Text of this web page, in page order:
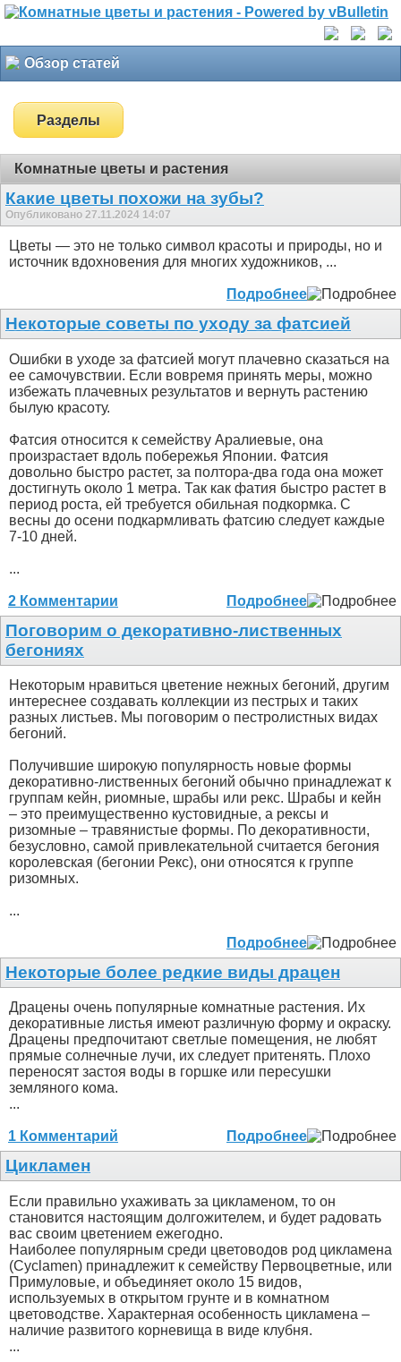
Обзор статей
Разделы
Комнатные цветы и растения
Какие цветы похожи на зубы?
Опубликовано 27.11.2024 14:07
Цветы — это не только символ красоты и природы, но и
источник вдохновения для многих художников, ...
Подробнее
Некоторые советы по уходу за фатсией
Ошибки в уходе за фатсией могут плачевно сказаться на
ее самочувствии. Если вовремя принять меры, можно
избежать плачевных результатов и вернуть растению
былую красоту.
Фатсия относится к семейству Аралиевые, она
произрастает вдоль побережья Японии. Фатсия
довольно быстро растет, за полтора-два года она может
достигнуть около 1 метра. Так как фатия быстро растет в
период роста, ей требуется обильная подкормка. С
весны до осени подкармливать фатсию следует каждые
7-10 дней.
...
2 Комментарии Подробнее
Поговорим о декоративно-лиственных
бегониях
Некоторым нравиться цветение нежных бегоний, другим
интереснее создавать коллекции из пестрых и таких
разных листьев. Мы поговорим о пестролистных видах
бегоний.
Получившие широкую популярность новые формы
декоративно-лиственных бегоний обычно принадлежат к
группам кейн, риомные, шрабы или рекс. Шрабы и кейн
– это преимущественно кустовидные, а рексы и
ризомные – травянистые формы. По декоративности,
безусловно, самой привлекательной считается бегония
королевская (бегонии Рекс), они относятся к группе
ризомных.
...
Подробнее
Некоторые более редкие виды драцен
Драцены очень популярные комнатные растения. Их
декоративные листья имеют различную форму и окраску.
Драцены предпочитают светлые помещения, не любят
прямые солнечные лучи, их следует притенять. Плохо
переносят застоя воды в горшке или пересушки
земляного кома.
...
1 Комментарий Подробнее
Цикламен
Если правильно ухаживать за цикламеном, то он
становится настоящим долгожителем, и будет радовать
вас своим цветением ежегодно.
Наиболее популярным среди цветоводов род цикламена
(Cyclamen) принадлежит к семейству Первоцветные, или
Примуловые, и объединяет около 15 видов,
используемых в открытом грунте и в комнатном
цветоводстве. Характерная особенность цикламена –
наличие развитого корневища в виде клубня.
...